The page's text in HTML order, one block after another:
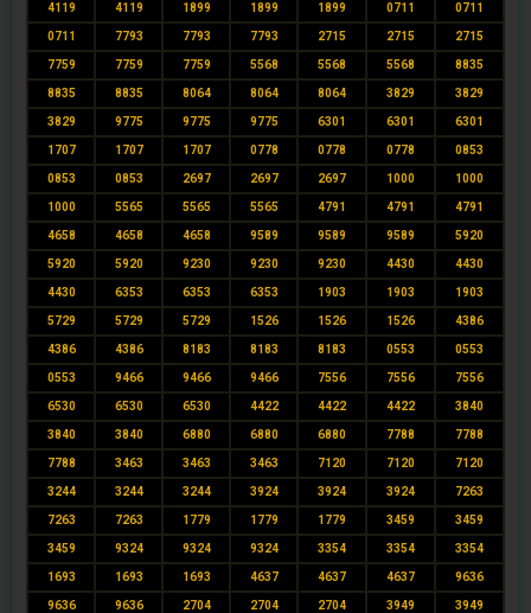
4119 4119 1899 1899 1899 0711 0711
0711 7793 7793 7793 2715 2715 2715
7759 7759 7759 5568 5568 5568 8835
8835 8835 8064 8064 8064 3829 3829
3829 9775 9775 9775 6301 6301 6301
1707 1707 1707 0778 0778 0778 0853
0853 0853 2697 2697 2697 1000 1000
1000 5565 5565 5565 4791 4791 4791
4658 4658 4658 9589 9589 9589 5920
5920 5920 9230 9230 9230 4430 4430
4430 6353 6353 6353 1903 1903 1903
5729 5729 5729 1526 1526 1526 4386
4386 4386 8183 8183 8183 0553 0553
0553 9466 9466 9466 7556 7556 7556
6530 6530 6530 4422 4422 4422 3840
3840 3840 6880 6880 6880 7788 7788
7788 3463 3463 3463 7120 7120 7120
3244 3244 3244 3924 3924 3924 7263
7263 7263 1779 1779 1779 3459 3459
3459 9324 9324 9324 3354 3354 3354
1693 1693 1693 4637 4637 4637 9636
9636 9636 2704 2704 2704 3949 3949